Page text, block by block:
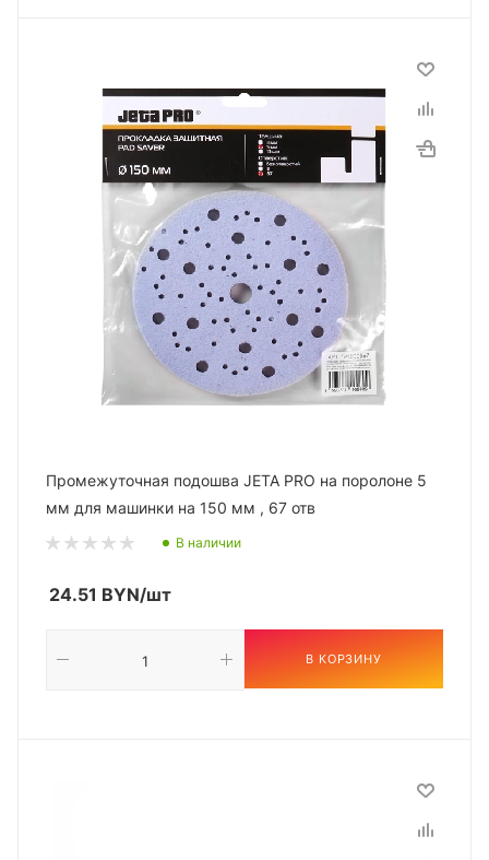
Промежуточная подошва JETA PRO на поролоне 5
мм для машинки на 150 мм , 67 отв
В наличии
24.51 BYN/шт
В КОРЗИНУ